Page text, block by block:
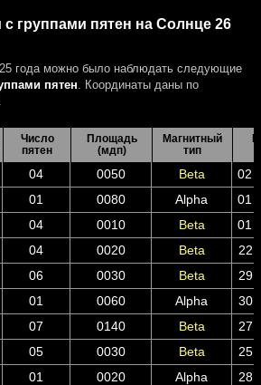
группами пятен на Солнце 26
года можно было наблюдать следующие
пятен . Координаты даны по
Число
пятен
Площадь
(мдп)
Магнитный
тип
В
04 0050 Beta
02
01 0080 Alpha
01
04 0010 Beta
01
04 0020 Beta
22
06 0030 Beta
29
01 0060 Alpha
30
07 0140 Beta
27
05 0030 Beta
25
01 0020 Alpha
28